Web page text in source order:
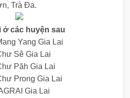
Trà Đa.
i ở các huyện sau
Yang Gia Lai
Sê Gia Lai
Păh Gia Lai
Prong Gia Lai
Gia Lai